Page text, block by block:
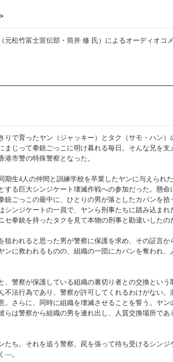
元松竹富士宣伝部・筒井 修 氏）によるオーディオコ
りで育ったヤン（ジャッキー）とタク（サモ・ハン
まじって拳銃ごっこに明け暮れる毎日。そんな兄を支
港市警の特殊警察となった。
期生4人の仲間と訓練学校を卒業したヤンに与えられ
する巨大シンジケート壊滅作戦への参加だった。懸命
銃ごっこの最中に、ひとりの男が落としたカバンを拾
シンジケートの一員で、ヤンら刑事たちに踏み込まれ
セ拳銃を持ったタクを見て本物の刑事と勘違いしたの
狙われると思った男が警察に保護を求め、その証言か
ンに救われるものの、組織の一団にカバンを奪われ、
、警察が保護している組織の裏切り者との交換という
不法行為であり、警察が許可してくれるわけがない
。さらに、同時に組織を壊滅させることを誓う。ヤン
らは警察から組織の男を連れ出し、人質交換場所で
たち。それを追う警察。罠を張って待ち受けるシン
―。